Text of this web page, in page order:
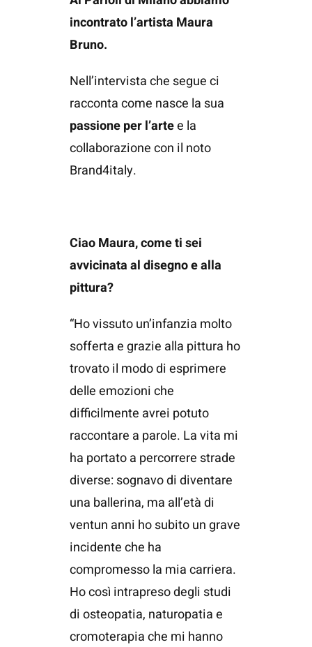
incontrato l’artista Maura
Bruno.
Nell’intervista che segue ci
racconta come nasce la sua
passione per l’artee la
collaborazione con il noto
Brand4italy.
Ciao Maura, come ti sei
avvicinata al disegno e alla
pittura?
“Ho vissuto un’infanzia molto
sofferta e grazie alla pittura ho
trovato il modo di esprimere
delle emozioni che
difficilmente avrei potuto
raccontare a parole. La vita mi
ha portato a percorrere strade
diverse: sognavo di diventare
una ballerina, ma all’età di
ventun anni ho subito un grave
incidente che ha
compromesso la mia carriera.
Ho così intrapreso degli studi
di osteopatia, naturopatia e
cromoterapia che mi hanno